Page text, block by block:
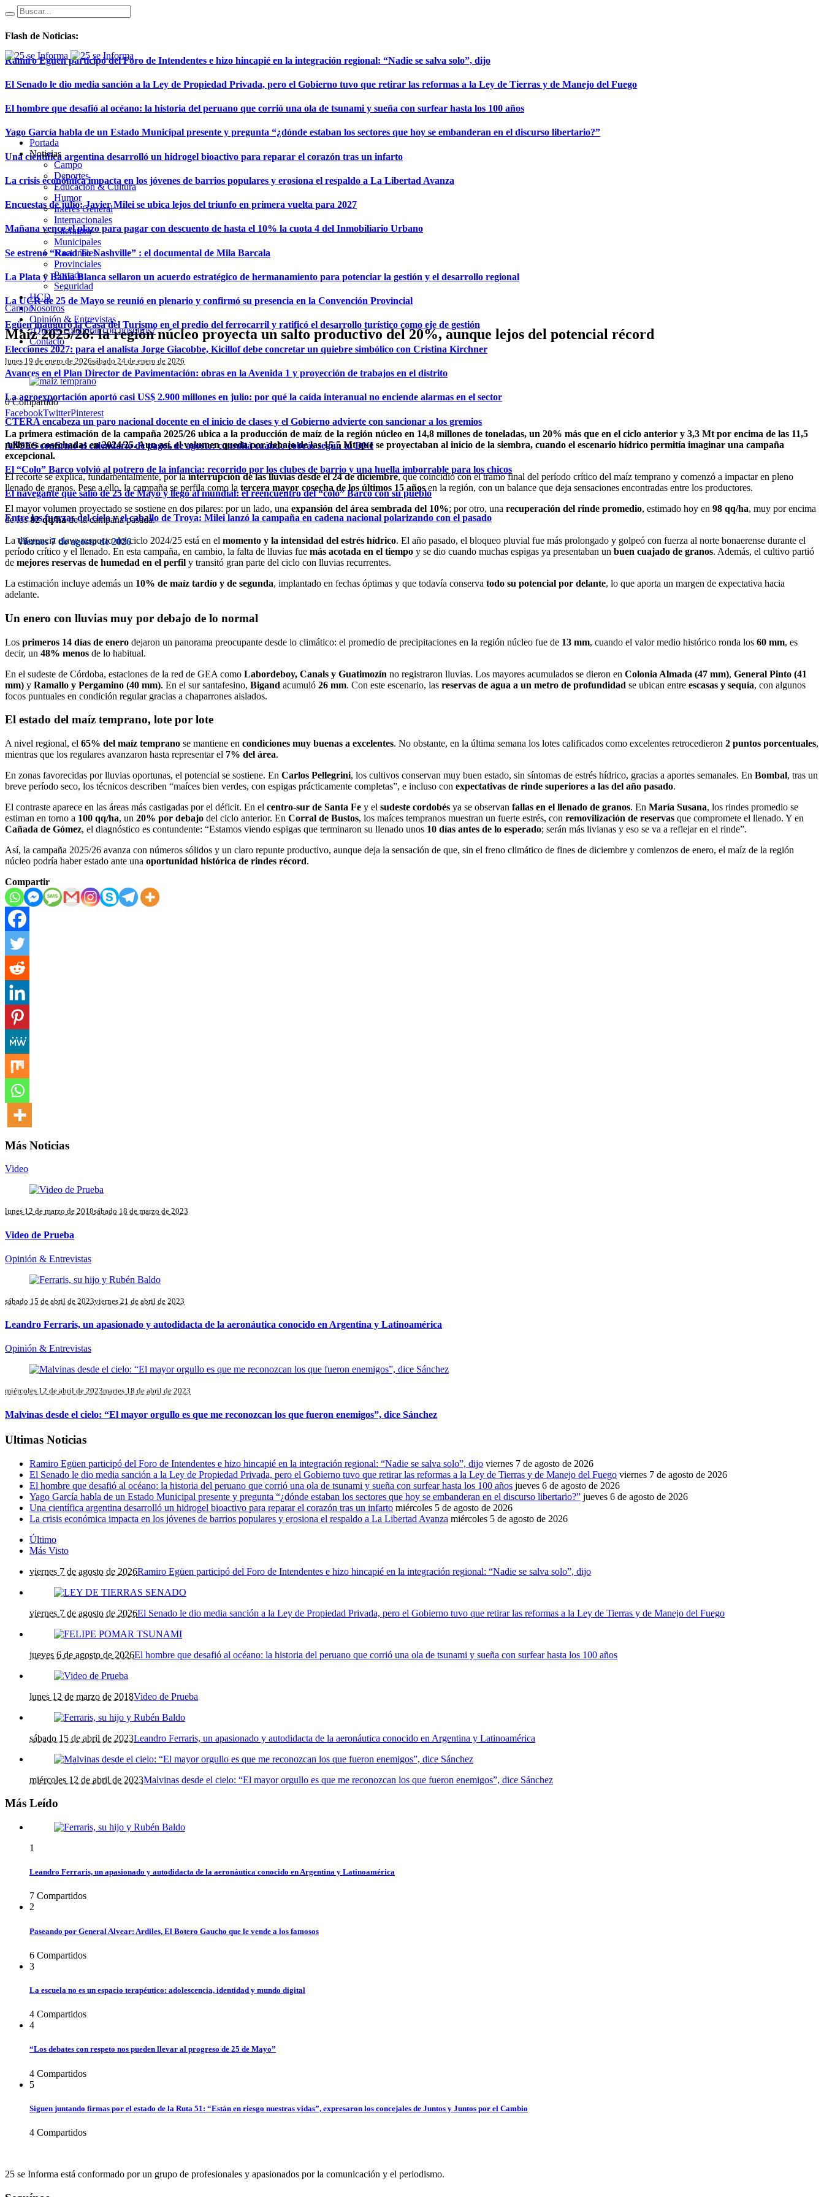
Flash de Noticias:
Ramiro Egüen participó del Foro de Intendentes e hizo hincapié en la integración regional: “Nadie se salva solo”, dijo
El Senado le dio media sanción a la Ley de Propiedad Privada, pero el Gobierno tuvo que retirar las reformas a la Ley de Tierras y de Manejo del Fuego
El hombre que desafió al océano: la historia del peruano que corrió una ola de tsunami y sueña con surfear hasta los 100 años
Yago García habla de un Estado Municipal presente y pregunta “¿dónde estaban los sectores que hoy se embanderan en el discurso libertario?”
Una científica argentina desarrolló un hidrogel bioactivo para reparar el corazón tras un infarto
La crisis económica impacta en los jóvenes de barrios populares y erosiona el respaldo a La Libertad Avanza
Encuestas de julio: Javier Milei se ubica lejos del triunfo en primera vuelta para 2027
Mañana vence el plazo para pagar con descuento de hasta el 10% la cuota 4 del Inmobiliario Urbano
Se estrenó “Road To Nashville” : el documental de Mila Barcala
La Plata y Bahía Blanca sellaron un acuerdo estratégico de hermanamiento para potenciar la gestión y el desarrollo regional
La UCR de 25 de Mayo se reunió en plenario y confirmó su presencia en la Convención Provincial
Egüen inauguró la Casa del Turismo en el predio del ferrocarril y ratificó el desarrollo turístico como eje de gestión
Elecciones 2027: para el analista Jorge Giacobbe, Kicillof debe concretar un quiebre simbólico con Cristina Kirchner
Avances en el Plan Director de Pavimentación: obras en la Avenida 1 y proyección de trabajos en el distrito
La agroexportación aportó casi US$ 2.900 millones en julio: por qué la caída interanual no enciende alarmas en el sector
CTERA encabeza un paro nacional docente en el inicio de clases y el Gobierno advierte con sancionar a los gremios
ANSES confirmó el calendario de pagos de agosto: consultá cuándo cobrás según tu DNI
El “Colo” Barco volvió al potrero de la infancia: recorrido por los clubes de barrio y una huella imborrable para los chicos
El navegante que salió de 25 de Mayo y llegó al mundial: el reencuentro del “colo” Barco con su pueblo
Entre las fuerzas del cielo y el caballo de Troya: Milei lanzó la campaña en cadena nacional polarizando con el pasado
Viernes 7 de agosto de 2026
Portada
Noticias
Campo
Deportes
Educación & Cultura
Humor
Interés General
Internacionales
Literatura
Municipales
Nacionales
Provinciales
Portada
Seguridad
HCD
Nosotros
Opinión & Entrevistas
¿Querés colaborar con nosotros?
Contacto
Campo
Maíz 2025/26: la región núcleo proyecta un salto productivo del 20%, aunque lejos del potencial récord
lunes 19 de enero de 2026sábado 24 de enero de 2026
0Compartido
FacebookTwitterPinterest
La primera estimación de la campaña 2025/26 ubica a la producción de maíz de la región núcleo en 14,8 millones de toneladas, un 20% más que en el ciclo anterior y 3,3 Mt por encima de las 11,5
millones cosechadas en 2024/25. Aun así, el volumen queda por debajo de las 15,5 Mt que se proyectaban al inicio de la siembra, cuando el escenario hídrico permitía imaginar una campaña
excepcional.
El recorte se explica, fundamentalmente, por lainterrupción de las lluvias desde el 24 de diciembre, que coincidió con el tramo final del período crítico del maíz temprano y comenzó a impactar en pleno
llenado de granos. Pese a ello, la campaña se perfila como la tercera mayor cosecha de los últimos 15 añosen la región, con un balance que deja sensaciones encontradas entre los productores.
El mayor volumen proyectado se sostiene en dos pilares: por un lado, una expansión del área sembrada del 10%; por otro, una recuperación del rinde promedio, estimado hoy en 98 qq/ha, muy por encima
de los82 qq/hade la campaña pasada.
La diferencia clave respecto del ciclo 2024/25 está en el momento y la intensidad del estrés hídrico. El año pasado, el bloqueo pluvial fue más prolongado y golpeó con fuerza al norte bonaerense durante el
período crítico y el llenado. En esta campaña, en cambio, la falta de lluvias fue más acotada en el tiempo y se dio cuando muchas espigas ya presentaban un buen cuajado de granos. Además, el cultivo partió
de mejores reservas de humedad en el perfil y transitó gran parte del ciclo con lluvias recurrentes.
La estimación incluye además un 10% de maíz tardío y de segunda, implantado en fechas óptimas y que todavía conserva todo su potencial por delante, lo que aporta un margen de expectativa hacia
adelante.
Un enero con lluvias muy por debajo de lo normal
Los primeros 14 días de enero dejaron un panorama preocupante desde lo climático: el promedio de precipitaciones en la región núcleo fue de 13 mm, cuando el valor medio histórico ronda los 60 mm, es
decir, un 48% menos de lo habitual.
En el sudeste de Córdoba, estaciones de la red de GEA como Labordeboy, Canals y Guatimozín no registraron lluvias. Los mayores acumulados se dieron en Colonia Almada (47 mm), General Pinto (41
mm) y Ramallo y Pergamino (40 mm). En el sur santafesino, Bigand acumuló 26 mm. Con este escenario, las reservas de agua a un metro de profundidad se ubican entre escasas y sequía, con algunos
focos puntuales en condición regular gracias a chaparrones aislados.
El estado del maíz temprano, lote por lote
A nivel regional, el 65% del maíz temprano se mantiene en condiciones muy buenas a excelentes. No obstante, en la última semana los lotes calificados como excelentes retrocedieron 2 puntos porcentuales,
mientras que los regulares avanzaron hasta representar el 7% del área.
En zonas favorecidas por lluvias oportunas, el potencial se sostiene. En Carlos Pellegrini, los cultivos conservan muy buen estado, sin síntomas de estrés hídrico, gracias a aportes semanales. En Bombal, tras un
breve período seco, los técnicos describen “maíces bien verdes, con espigas prácticamente completas”, e incluso con expectativas de rinde superiores a las del año pasado.
El contraste aparece en las áreas más castigadas por el déficit. En el centro-sur de Santa Fe y el sudeste cordobés ya se observan fallas en el llenado de granos. En María Susana, los rindes promedio se
estiman en torno a 100 qq/ha, un 20% por debajo del ciclo anterior. En Corral de Bustos, los maíces tempranos muestran un fuerte estrés, con removilización de reservas que compromete el llenado. Y en
Cañada de Gómez, el diagnóstico es contundente: “Estamos viendo espigas que terminaron su llenado unos 10 días antes de lo esperado; serán más livianas y eso se va a reflejar en el rinde”.
Así, la campaña 2025/26 avanza con números sólidos y un claro repunte productivo, aunque deja la sensación de que, sin el freno climático de fines de diciembre y comienzos de enero, el maíz de la región
núcleo podría haber estado ante una oportunidad histórica de rindes récord.
Compartir
Más Noticias
Video
lunes 12 de marzo de 2018sábado 18 de marzo de 2023
Video de Prueba
Opinión & Entrevistas
sábado 15 de abril de 2023viernes 21 de abril de 2023
Leandro Ferraris, un apasionado y autodidacta de la aeronáutica conocido en Argentina y Latinoamérica
Opinión & Entrevistas
miércoles 12 de abril de 2023martes 18 de abril de 2023
Malvinas desde el cielo: “El mayor orgullo es que me reconozcan los que fueron enemigos”, dice Sánchez
Ultimas Noticias
Ramiro Egüen participó del Foro de Intendentes e hizo hincapié en la integración regional: “Nadie se salva solo”, dijo viernes 7 de agosto de 2026
El Senado le dio media sanción a la Ley de Propiedad Privada, pero el Gobierno tuvo que retirar las reformas a la Ley de Tierras y de Manejo del Fuego viernes 7 de agosto de 2026
El hombre que desafió al océano: la historia del peruano que corrió una ola de tsunami y sueña con surfear hasta los 100 años jueves 6 de agosto de 2026
Yago García habla de un Estado Municipal presente y pregunta “¿dónde estaban los sectores que hoy se embanderan en el discurso libertario?” jueves 6 de agosto de 2026
Una científica argentina desarrolló un hidrogel bioactivo para reparar el corazón tras un infarto miércoles 5 de agosto de 2026
La crisis económica impacta en los jóvenes de barrios populares y erosiona el respaldo a La Libertad Avanza miércoles 5 de agosto de 2026
Último
Más Visto
viernes 7 de agosto de 2026Ramiro Egüen participó del Foro de Intendentes e hizo hincapié en la integración regional: “Nadie se salva solo”, dijo
viernes 7 de agosto de 2026El Senado le dio media sanción a la Ley de Propiedad Privada, pero el Gobierno tuvo que retirar las reformas a la Ley de Tierras y de Manejo del Fuego
jueves 6 de agosto de 2026El hombre que desafió al océano: la historia del peruano que corrió una ola de tsunami y sueña con surfear hasta los 100 años
lunes 12 de marzo de 2018Video de Prueba
sábado 15 de abril de 2023Leandro Ferraris, un apasionado y autodidacta de la aeronáutica conocido en Argentina y Latinoamérica
miércoles 12 de abril de 2023Malvinas desde el cielo: “El mayor orgullo es que me reconozcan los que fueron enemigos”, dice Sánchez
Más Leído
1
Leandro Ferraris, un apasionado y autodidacta de la aeronáutica conocido en Argentina y Latinoamérica
7 Compartidos
2
Paseando por General Alvear: Ardiles, El Botero Gaucho que le vende a los famosos
6 Compartidos
3
La escuela no es un espacio terapéutico: adolescencia, identidad y mundo digital
4 Compartidos
4
“Los debates con respeto nos pueden llevar al progreso de 25 de Mayo”
4 Compartidos
5
Siguen juntando firmas por el estado de la Ruta 51: “Están en riesgo nuestras vidas”, expresaron los concejales de Juntos y Juntos por el Cambio
4 Compartidos
25 se Informa está conformado por un grupo de profesionales y apasionados por la comunicación y el periodismo.